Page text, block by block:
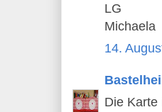
LG
Michaela
14.
Die Karte